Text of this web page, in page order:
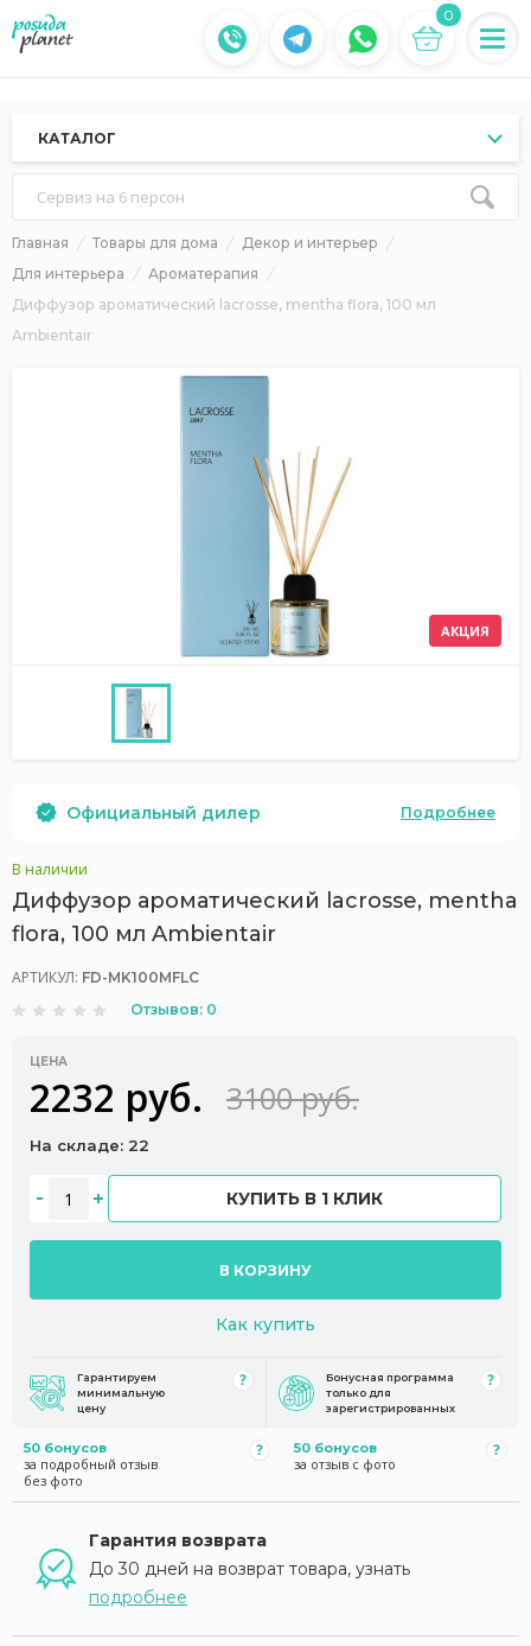
0
КАТАЛОГ
Сервиз на 6 персон
Главная Товары для дома
Декор и интерьер
Для интерьера
Ароматерапия
Диффузор ароматический lacrosse, mentha flora, 100 мл
Ambientair
АКЦИЯ
Официальный дилер Подробнее
В наличии
Диффузор ароматический lacrosse, mentha
flora, 100 мл Ambientair
АРТИКУЛ: FD-MK100MFLC
Отзывов: 0
ЦЕНА
2232 руб. 3100 руб.
На складе: 22
КУПИТЬ В 1 КЛИК
В КОРЗИНУ
Как купить
Гарантируем
минимальную
цену
Бонусная программа
только для
зарегистрированных
50 бонусов
за подробный отзыв
без фото
50 бонусов
за отзыв с фото
Гарантия возврата
До 30 дней на возврат товара, узнать
подробнее